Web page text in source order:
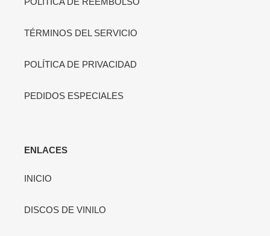
TÉRMINOS DEL SERVICIO
POLÍTICA DE PRIVACIDAD
PEDIDOS ESPECIALES
ENLACES
INICIO
DISCOS DE VINILO